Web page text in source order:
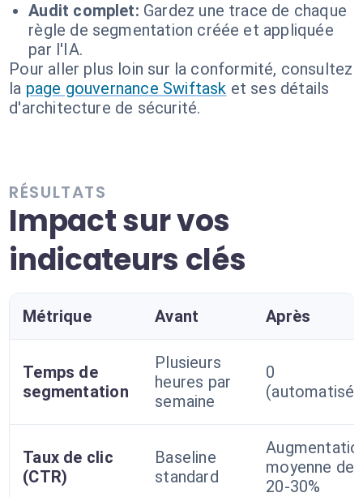
Audit complet: Gardez une trace de chaque
règle de segmentation créée et appliquée
par l'IA.
Pour aller plus loin sur la conformité, consultez
la page gouvernance Swiftask et ses détails
d'architecture de sécurité.
RÉSULTATS
Impact sur vos
indicateurs clés
Métrique Avant Après
Temps de
segmentation
Plusieurs
heures par
semaine
0
(automatisé)
Taux de clic
(CTR)
Baseline
standard
moyenne de
20-30%